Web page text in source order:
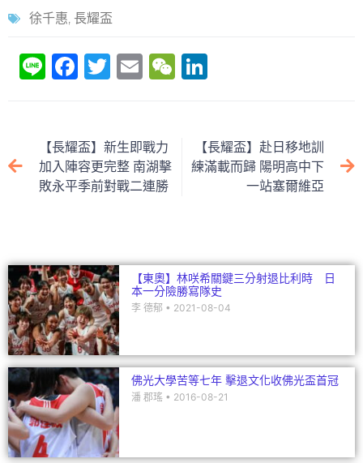
徐千惠, 長耀盃
Li F
e
b
o
T
er
E
l
W
at
e
dI
【長耀盃】新生即戰力
加入陣容更完整 南湖擊
敗永平季前對戰二連勝
【長耀盃】赴日移地訓
練滿載而歸 陽明高中下
一站塞爾維亞
【東奧】林咲希關鍵三分射退比利時 日
本一分險勝寫隊史
李 德郁 2021-08-04
佛光大學苦等七年 擊退文化收佛光盃首冠
潘 郡瑤 2016-08-21